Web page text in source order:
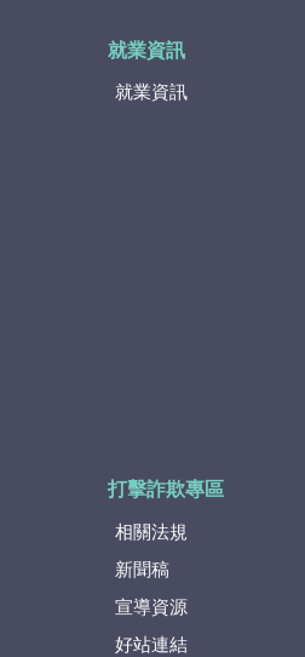
就業資訊
就業資訊
打擊詐欺專區
相關法規
新聞稿
宣導資源
好站連結